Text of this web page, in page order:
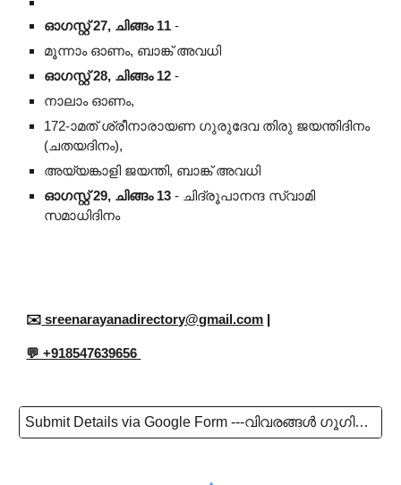
ഓഗസ്റ്റ് 27, ചിങ്ങം 11 -
മൂന്നാം ഓണം, ബാങ്ക് അവധി
ഓഗസ്റ്റ് 28, ചിങ്ങം 12 -
നാലാം ഓണം,
172-ാമത് ശ്രീനാരായണ ഗുരുദേവ തിരു ജയന്തിദിനം
(ചതയദിനം),
അയ്യങ്കാളി ജയന്തി, ബാങ്ക് അവധി
ഓഗസ്റ്റ് 29, ചിങ്ങം 13 - ചിദ്രൂപാനന്ദ സ്വാമി
സമാധിദിനം
✉️ sreenarayanadirectory@gmail.com
💬 +918547639656
Submit Details via Google Form ---വിവരങ്ങൾ ഗൂഗിൾ ഫോം വഴി സമർപ്പിക്കുക